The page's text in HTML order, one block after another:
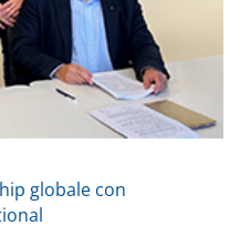
globale con